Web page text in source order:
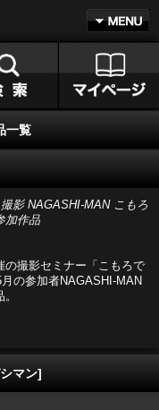
一覧
影 NAGASHI-MAN こもろ
加作品
の撮影セミナー「こもろで
の参加者NAGASHI-MAN
マン]